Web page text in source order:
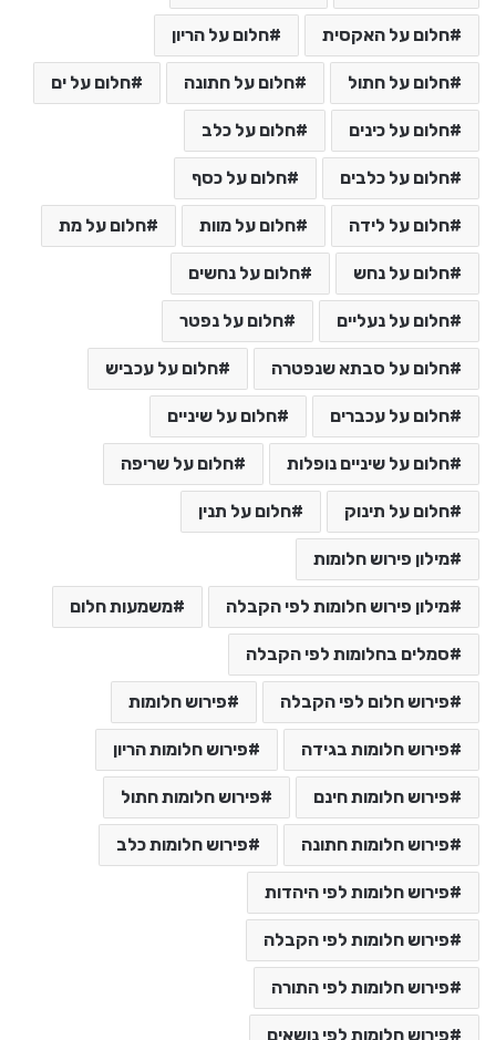
חלום על האקסית חלום על הריון
חלום על חתול חלום על חתונה חלום על ים
חלום על כינים חלום על כלב
חלום על כלבים חלום על כסף
חלום על לידה חלום על מוות חלום על מת
חלום על נחש חלום על נחשים
חלום על נעליים חלום על נפטר
חלום על סבתא שנפטרה חלום על עכביש
חלום על עכברים חלום על שיניים
חלום על שיניים נופלות חלום על שריפה
חלום על תינוק חלום על תנין
מילון פירוש חלומות
מילון פירוש חלומות לפי הקבלה משמעות חלום
סמלים בחלומות לפי הקבלה
פירוש חלום לפי הקבלה פירוש חלומות
פירוש חלומות בגידה פירוש חלומות הריון
פירוש חלומות חינם פירוש חלומות חתול
פירוש חלומות חתונה פירוש חלומות כלב
פירוש חלומות לפי היהדות
פירוש חלומות לפי הקבלה
פירוש חלומות לפי התורה
פירוש חלומות לפי נושאים